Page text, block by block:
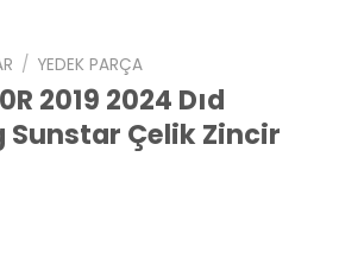
/ YEDEK PARÇA
2019 2024 Dıd
Sunstar Çelik Zincir